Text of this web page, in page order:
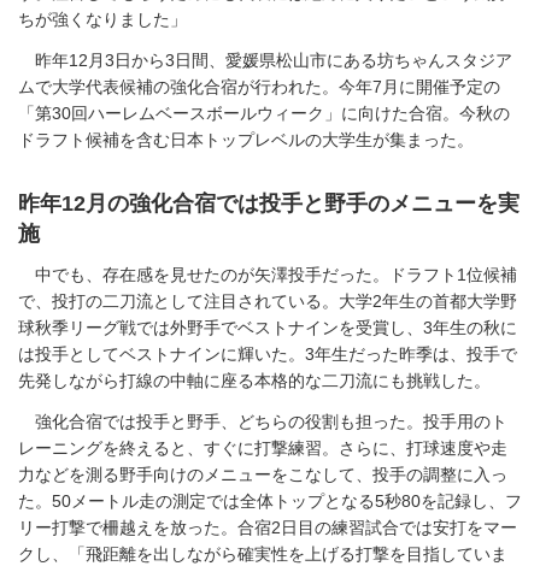
ちが強くなりました」
昨年12月3日から3日間、愛媛県松山市にある坊ちゃんスタジア
ムで大学代表候補の強化合宿が行われた。今年7月に開催予定の
「第30回ハーレムベースボールウィーク」に向けた合宿。今秋の
ドラフト候補を含む日本トップレベルの大学生が集まった。
昨年12月の強化合宿では投手と野手のメニューを実
施
中でも、存在感を見せたのが矢澤投手だった。ドラフト1位候補
で、投打の二刀流として注目されている。大学2年生の首都大学野
球秋季リーグ戦では外野手でベストナインを受賞し、3年生の秋に
は投手としてベストナインに輝いた。3年生だった昨季は、投手で
先発しながら打線の中軸に座る本格的な二刀流にも挑戦した。
強化合宿では投手と野手、どちらの役割も担った。投手用のト
レーニングを終えると、すぐに打撃練習。さらに、打球速度や走
力などを測る野手向けのメニューをこなして、投手の調整に入っ
た。50メートル走の測定では全体トップとなる5秒80を記録し、フ
リー打撃で柵越えを放った。合宿2日目の練習試合では安打をマー
クし、「飛距離を出しながら確実性を上げる打撃を目指していま